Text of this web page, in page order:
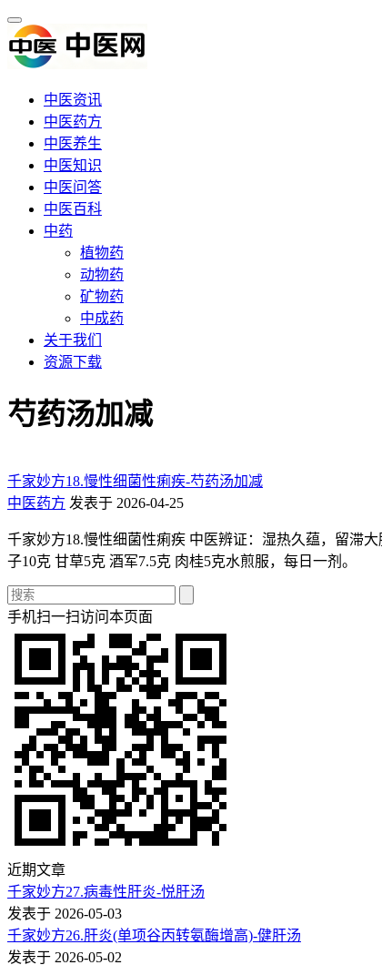
中医资讯
中医药方
中医养生
中医知识
中医问答
中医百科
中药
植物药
动物药
矿物药
中成药
关于我们
资源下载
芍药汤加减
千家妙方18.慢性细菌性痢疾-芍药汤加减
中医药方 发表于 2026-04-25
千家妙方18.慢性细菌性痢疾 中医辨证：湿热久蕴，留滞
子10克 甘草5克 酒军7.5克 肉桂5克水煎服，每日一剂。
手机扫一扫访问本页面
近期文章
千家妙方27.病毒性肝炎-悦肝汤
发表于 2026-05-03
千家妙方26.肝炎(单项谷丙转氨酶增高)-健肝汤
发表于 2026-05-02